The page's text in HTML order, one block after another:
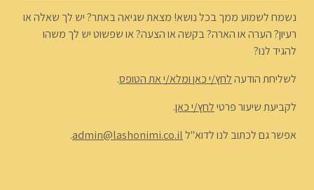
נשמח לשמוע ממך בכל נושא! מצאת שגיאה באתר? יש לך שאלה או
רעיון? הערה או הארה? בקשה או הצעה? או שפשוט יש לך משהו
להגיד לנו?
לשליחת הודעהלחץ/י כאן ומלא/י את הטופס.
לקביעת שיעור פרטילחץ/י כאן.
אפשר גם לכתוב לנו לדוא"לadmin@lashonimi.co.il
.